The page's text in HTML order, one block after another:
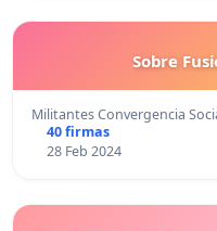
Sobre
Militantes Convergencia
40 firmas
28 Feb 2024